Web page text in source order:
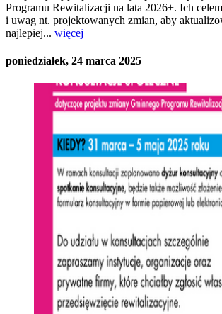
Programu Rewitalizacji na lata 2026+. Ich
i uwag nt. projektowanych zmian, aby
najlepiej... więcej
poniedziałek, 24 marca 2025